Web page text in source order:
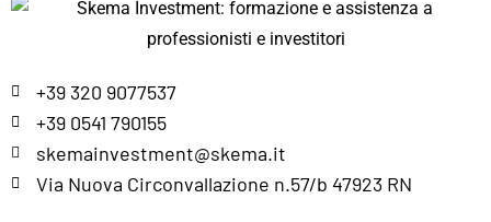
+39 320 9077537
+39 0541 790155
skemainvestment@skema.it
Via Nuova Circonvallazione n.57/b 47923 RN